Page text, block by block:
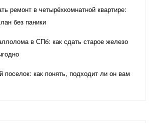
ремонт в четырёхкомнатной квартире:
без паники
в СПб: как сдать старое железо
поселок: как понять, подходит ли он вам